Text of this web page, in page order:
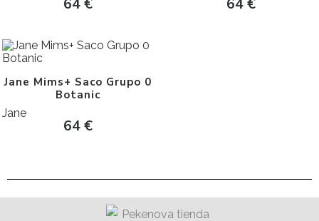
64€ 64€
Jane Mims+ Saco Grupo 0
Botanic
Jane
64€